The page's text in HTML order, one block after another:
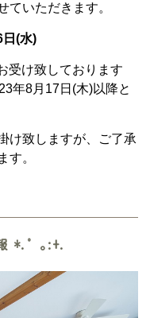
ていただきます。
(水)
受け致しております
年8月17日(木)以降と
け致しますが、ご了承
す。
*.゜｡:+.